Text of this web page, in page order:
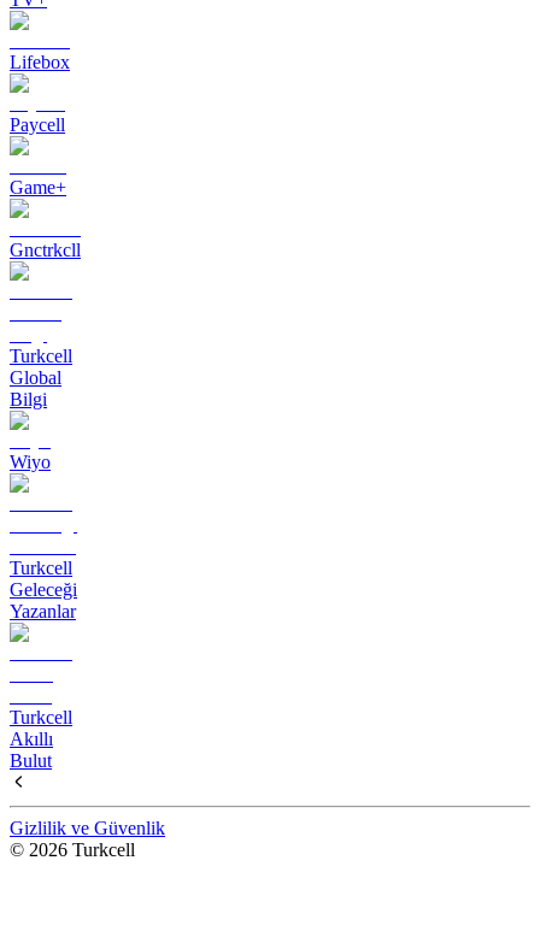
Lifebox
Paycell
Game+
Gnctrkcll
Turkcell
Global
Bilgi
Wiyo
Turkcell
Geleceği
Yazanlar
Turkcell
Akıllı
Bulut
Gizlilik ve Güvenlik
© 2026 Turkcell